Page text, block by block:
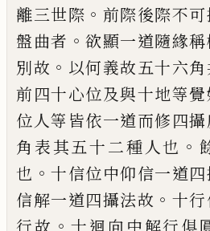
離三世際 。 前際後際不可
盤曲者 。欲顯一道隨緣稱
別故 。 以何義故五十六
前四十心位及與十地等覺
位人等皆依一道而修四攝
角表其五十二種人也 。
也 。十信位中仰信一道
信解一道四攝法故 。 十
行故 。十迴向中解行俱